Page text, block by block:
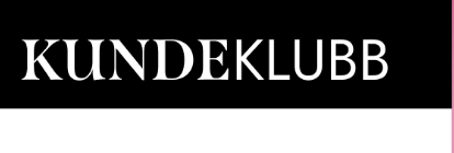
Gratis frakt over 1000 kr